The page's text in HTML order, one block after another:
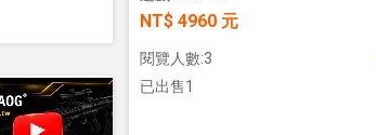
NT$ 4960 元
閱覽人數:3
已出售1